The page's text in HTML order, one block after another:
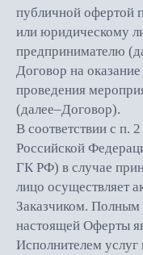
публичной офертой
или юридическому
предпринимателю
Договор на
проведения
(далее–Договор).
В соответствии с п.
Российской
ГК РФ) в случае
лицо осуществляет
Заказчиком.
настоящей Оферты
Исполнителем услуг